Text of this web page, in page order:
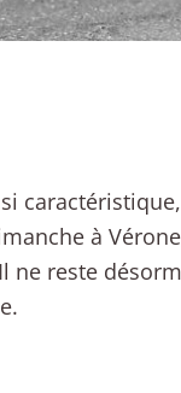
à
ne reste